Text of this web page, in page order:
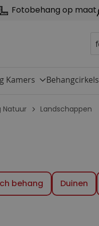
Fotobehang op maat
Kamers Behangcirkels
Natuur Landschappen
behang Duinen